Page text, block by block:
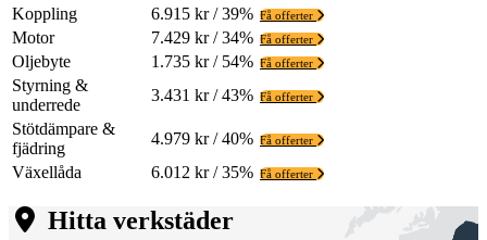
Koppling 6.915 kr / 39% Få offerter
Motor 7.429 kr / 34% Få offerter
Oljebyte 1.735 kr / 54% Få offerter
Styrning &
underrede
3.431 kr / 43% Få offerter
Stötdämpare &
fjädring
4.979 kr / 40% Få offerter
Växellåda 6.012 kr / 35% Få offerter
Hitta verkstäder